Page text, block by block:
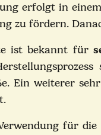
erfolgt in
zu fördern.
ist bekannt für
Ein weiterer
für